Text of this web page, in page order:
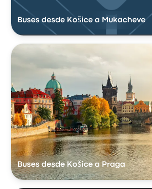
Buses desde Košice a Mukacheve
Buses desde Košice a Praga